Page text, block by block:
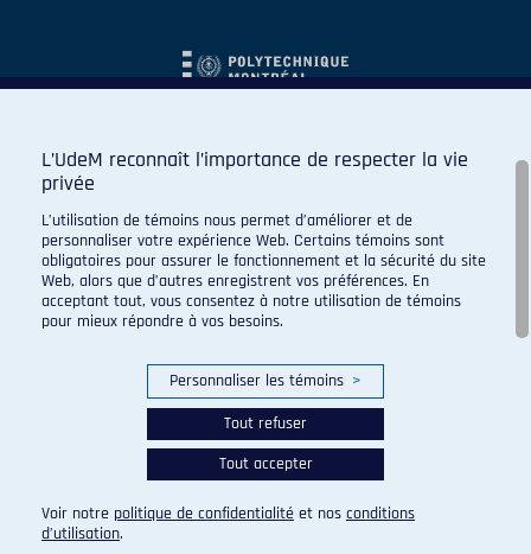
© 2026 Carabins de l'Université de Montréal. Tous droits
réservés.
Paramètres des témoins
L’UdeM reconnaît l’importance de respecter la vie
privée
L’utilisation de témoins nous permet d’améliorer et de
personnaliser votre expérience Web. Certains témoins sont
obligatoires pour assurer le fonctionnement et la sécurité du site
Web, alors que d’autres enregistrent vos préférences. En
acceptant tout, vous consentez à notre utilisation de témoins
pour mieux répondre à vos besoins.
Personnaliser les témoins >
Tout refuser
Tout accepter
Voir notre politique de confidentialité et nos conditions
d’utilisation.